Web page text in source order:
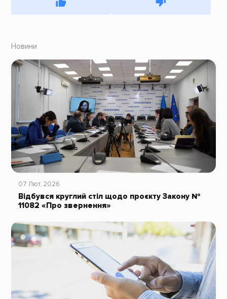
Новини
07 Лют, 2026
Відбувся круглий стіл щодо проєкту Закону №
11082 «Про звернення»